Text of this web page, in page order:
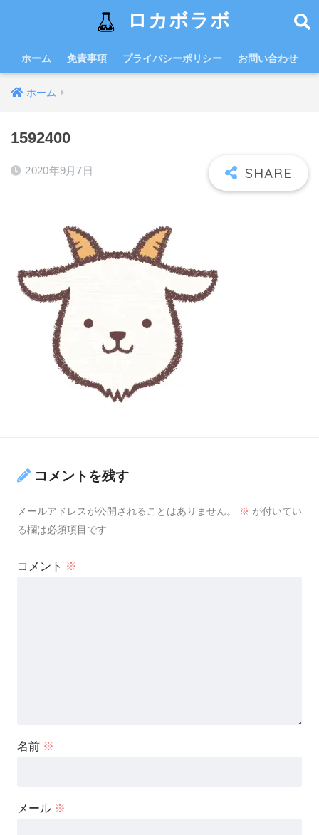
ロカボラボ
ホーム 免責事項 プライバシーポリシー お問い合わせ
ホーム
1592400
2020年9月7日
コメントを残す
メールアドレスが公開されることはありません。 ※ が付いてい
る欄は必須項目です
コメント ※
名前 ※
メール ※